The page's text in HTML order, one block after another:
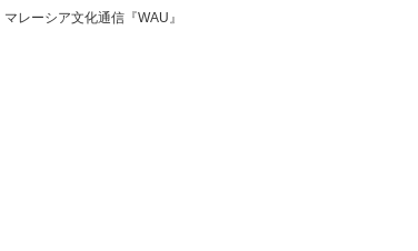
マレーシア文化通信『WAU』